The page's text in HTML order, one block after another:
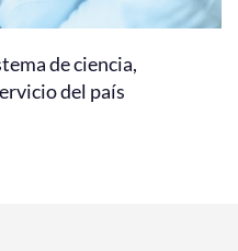
de ciencia,
del país